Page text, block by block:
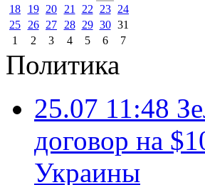
18
19 20 21 22 23
24
25
26 27 28 29 30 31
1
2 3 4 5 6 7
Политика
25.07 11:48
договор на
Украины